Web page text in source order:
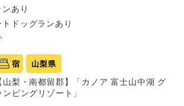
あり
ドッグランあり
宿 山梨県
山梨・南都留郡】「カノア 富士山中湖 グ
ンピングリゾート」